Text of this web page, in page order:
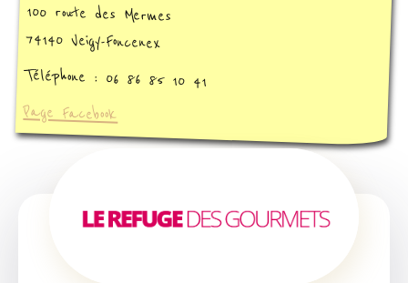
100 route des Mermes
74140 Veigy-Foncenex
Téléphone : 06 86 85 10 41
Page Facebook